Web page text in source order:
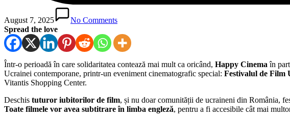
August 7, 2025
No Comments
Spread the love
Într-o perioadă în care solidaritatea contează mai mult ca oricând, Happy Cinema în
Ucrainei contemporane, printr-un eveniment cinematografic special: Festivalul de Film
Vitantis Shopping Center.
Deschis tuturor iubitorilor de film, și nu doar comunității de ucraineni din România,
Toate filmele vor avea subtitrare în limba engleză, pentru a fi accesibile cât mai